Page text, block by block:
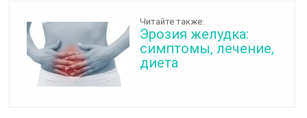
Читайте также:
Эрозия желудка:
симптомы, лечение,
диета